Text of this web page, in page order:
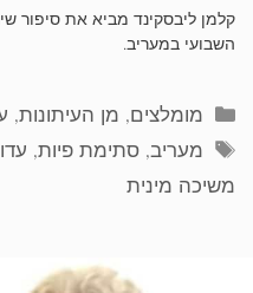
קלמן ליבסקינד מביא את סיפור
השבועי במעריב.
קטגוריות
מומלצים, מן העיתונות,
תגיות
מעריב,סתימת פיות,
משיכה מינית